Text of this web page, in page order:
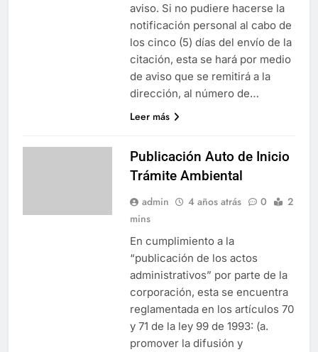
aviso. Si no pudiere hacerse la
notificación personal al cabo de
los cinco (5) días del envío de la
citación, esta se hará por medio
de aviso que se remitirá a la
dirección, al número de…
Leer más
Publicación Auto de Inicio
Trámite Ambiental
admin 4 años atrás 0
2
mins
En cumplimiento a la
“publicación de los actos
administrativos” por parte de la
corporación, esta se encuentra
reglamentada en los artículos 70
y 71 de la ley 99 de 1993: (a.
promover la difusión y